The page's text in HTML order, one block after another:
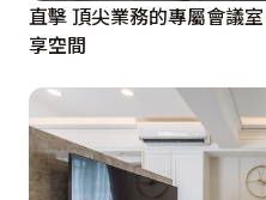
直擊 頂尖業務的專屬會議
享空間